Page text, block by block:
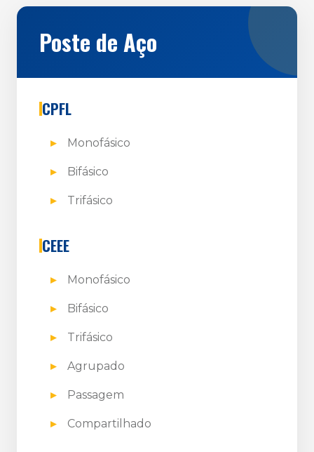
Poste de Aço
CPFL
Monofásico
Bifásico
Trifásico
CEEE
Monofásico
Bifásico
Trifásico
Agrupado
Passagem
Compartilhado